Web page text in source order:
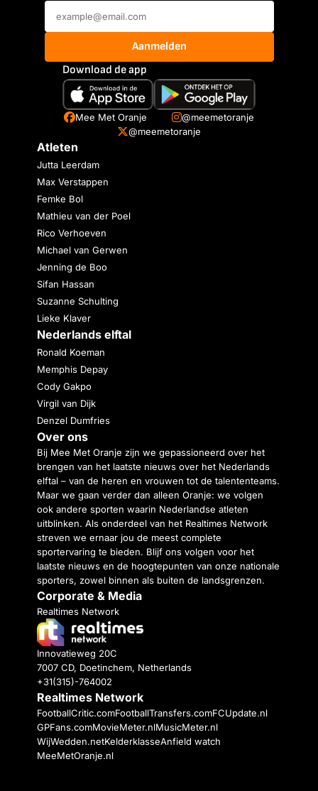
Aanmelden
Download de app
Mee Met Oranje
@meemetoranje
@meemetoranje
Atleten
Jutta Leerdam
Max Verstappen
Femke Bol
Mathieu van der Poel
Rico Verhoeven
Michael van Gerwen
Jenning de Boo
Sifan Hassan
Suzanne Schulting
Lieke Klaver
Nederlands elftal
Ronald Koeman
Memphis Depay
Cody Gakpo
Virgil van Dijk
Denzel Dumfries
Over ons
Bij Mee Met Oranje zijn we gepassioneerd over het
brengen van het laatste nieuws over het Nederlands
elftal – van de heren en vrouwen tot de talententeams.
Maar we gaan verder dan alleen Oranje: we volgen
ook andere sporten waarin Nederlandse atleten
uitblinken. Als onderdeel van het Realtimes Network
streven we ernaar jou de meest complete
sportervaring te bieden. Blijf ons volgen voor het
laatste nieuws en de hoogtepunten van onze nationale
sporters, zowel binnen als buiten de landsgrenzen.
Corporate & Media
Realtimes Network
Innovatieweg 20C
7007 CD, Doetinchem, Netherlands
+31(315)-764002
Realtimes Network
FootballCritic.comFootballTransfers.comFCUpdate.nl
GPFans.comMovieMeter.nlMusicMeter.nl
WijWedden.netKelderklasseAnfield watch
MeeMetOranje.nl